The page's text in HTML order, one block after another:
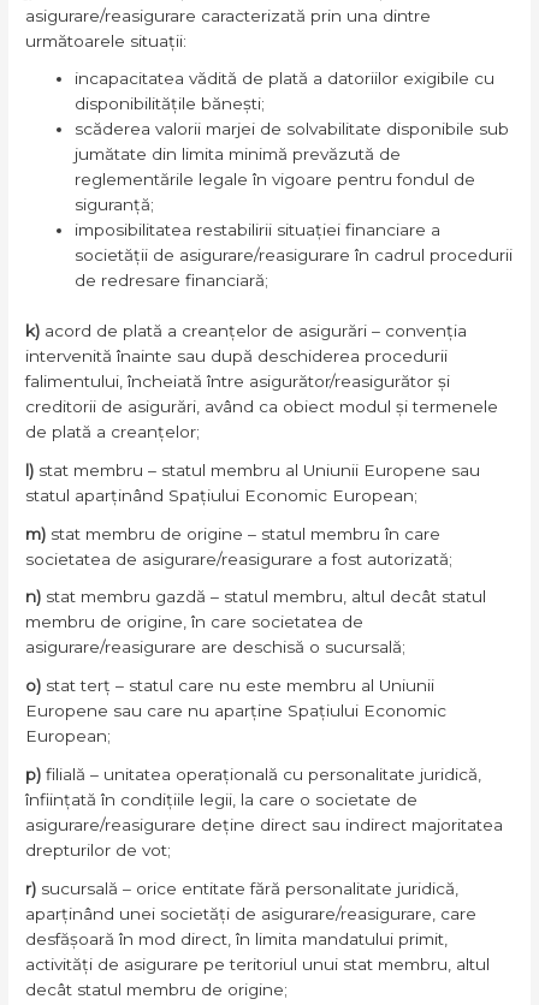
asigurare/reasigurare caracterizată prin una dintre
următoarele situații:
incapacitatea vădită de plată a datoriilor exigibile cu
disponibilitățile bănești;
scăderea valorii marjei de solvabilitate disponibile sub
jumătate din limita minimă prevăzută de
reglementările legale în vigoare pentru fondul de
siguranță;
imposibilitatea restabilirii situației financiare a
societății de asigurare/reasigurare în cadrul procedurii
de redresare financiară;
k) acord de plată a creanțelor de asigurări – convenția
intervenită înainte sau după deschiderea procedurii
falimentului, încheiată între asigurător/reasigurător și
creditorii de asigurări, având ca obiect modul și termenele
de plată a creanțelor;
l) stat membru – statul membru al Uniunii Europene sau
statul aparținând Spațiului Economic European;
m) stat membru de origine – statul membru în care
societatea de asigurare/reasigurare a fost autorizată;
n) stat membru gazdă – statul membru, altul decât statul
membru de origine, în care societatea de
asigurare/reasigurare are deschisă o sucursală;
o) stat terț – statul care nu este membru al Uniunii
Europene sau care nu aparține Spațiului Economic
European;
p)filială – unitatea operațională cu personalitate juridică,
înființată în condițiile legii, la care o societate de
asigurare/reasigurare deține direct sau indirect majoritatea
drepturilor de vot;
r) sucursală – orice entitate fără personalitate juridică,
aparținând unei societăți de asigurare/reasigurare, care
desfășoară în mod direct, în limita mandatului primit,
activități de asigurare pe teritoriul unui stat membru, altul
decât statul membru de origine;